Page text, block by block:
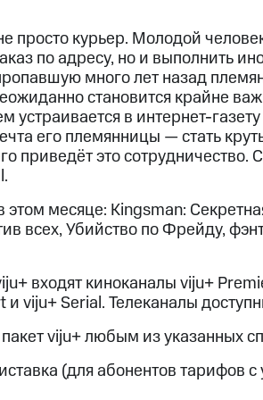
просто курьер. Молодой
по адресу, но и выполнить
много лет назад
становится крайне
в интернет-
его племянницы — стать
приведёт это
этом месяце: Kingsman:
всех, Убийство по Фрейду,
входят киноканалы viju+
и viju+ Serial. Телеканалы
viju+ любым из указанных
(для абонентов тарифов